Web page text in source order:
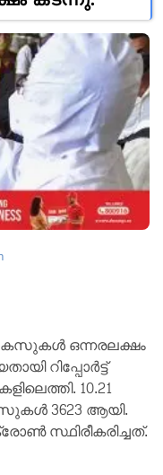
ഒന്നരലക്ഷം
റിപ്പോര്‍ട്ട്
10.21
3623 ആയി.
സ്ഥിരീകരിച്ചത്.